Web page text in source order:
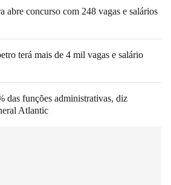
abre concurso com 248 vagas e salários
terá mais de 4 mil vagas e salário
das funções administrativas, diz
Atlantic